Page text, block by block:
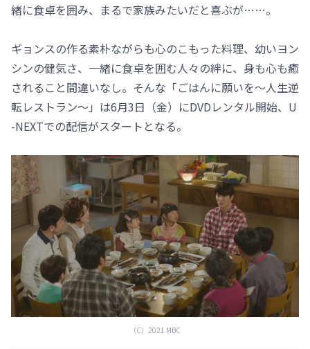
緒に食卓を囲み、まるで家族みたいだと喜ぶが……。
ギョンスの作る素朴ながらも心のこもった料理、幼いヨン
シンの健気さ、一緒に食卓を囲む人々の絆に、身も心も癒
されること間違いなし。そんな「ごはんに願いを～人生逆
転レストラン～」は6月3日（金）にDVDレンタル開始、U
-NEXTでの配信がスタートとなる。
（C）2021 MBC